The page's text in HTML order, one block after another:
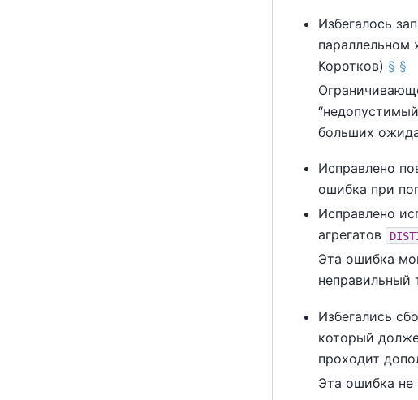
Избегалось
параллельном
Коротков) § §
“
больших
Исправлено
ошибка при
Исправлено
агрегатов
Эта ошибка
неправильный
Избегались
который
проходит
Эта ошибка не